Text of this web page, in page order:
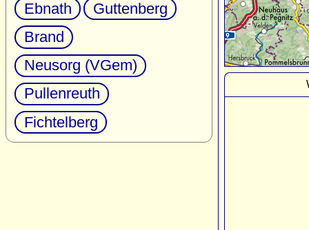
Ebnath
Guttenberg
Brand
Neusorg (VGem)
Pullenreuth
Fichtelberg